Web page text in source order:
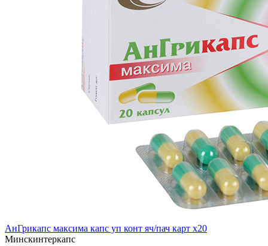
АнГрикапс максима капс уп конт яч/пач карт x20
Минскинтеркапс